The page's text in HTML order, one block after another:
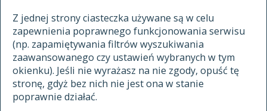
Z jednej strony ciasteczka używane są w celu
zapewnienia poprawnego funkcjonowania serwisu
(np. zapamiętywania filtrów wyszukiwania
zaawansowanego czy ustawień wybranych w tym
okienku). Jeśli nie wyrażasz na nie zgody, opuść tę
stronę, gdyż bez nich nie jest ona w stanie
poprawnie działać.
autorzy tekstów źródłowych
zasady opracowania
statystyki
najnowsze hasła
ostatnio zmodyfikowane hasła
XVII I XVIII WIEKU
znajdź hasła
zaczynające się od